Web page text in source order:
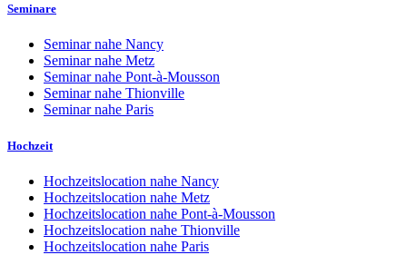
Seminare
Seminar nahe Nancy
Seminar nahe Metz
Seminar nahe Pont-à-Mousson
Seminar nahe Thionville
Seminar nahe Paris
Hochzeit
Hochzeitslocation nahe Nancy
Hochzeitslocation nahe Metz
Hochzeitslocation nahe Pont-à-Mousson
Hochzeitslocation nahe Thionville
Hochzeitslocation nahe Paris